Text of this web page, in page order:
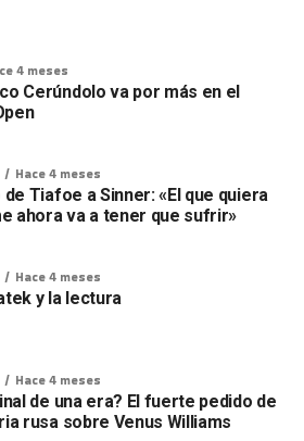
4 meses
Cerúndolo va por más en el
Hace 4 meses
de Tiafoe a Sinner: «El que quiera
ahora va a tener que sufrir»
Hace 4 meses
y la lectura
Hace 4 meses
de una era? El fuerte pedido de
rusa sobre Venus Williams